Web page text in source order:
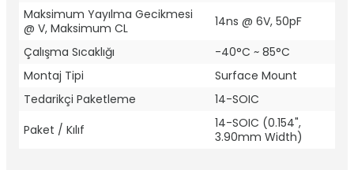
Maksimum Yayılma Gecikmesi
@ V, Maksimum CL
14ns @ 6V, 50pF
Çalışma Sıcaklığı
-40°C ~ 85°C
Montaj Tipi
Surface Mount
Tedarikçi Paketleme
14-SOIC
Paket / Kılıf
14-SOIC (0.154",
3.90mm Width)